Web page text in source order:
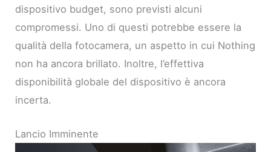
dispositivo budget, sono previsti alcuni
compromessi. Uno di questi potrebbe essere la
qualità della fotocamera, un aspetto in cui Nothing
non ha ancora brillato. Inoltre, l’effettiva
disponibilità globale del dispositivo è ancora
incerta.
Lancio Imminente